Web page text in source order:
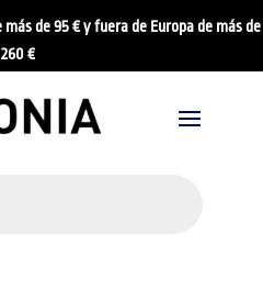
de 95 € y fuera de Europa de más de
260 €